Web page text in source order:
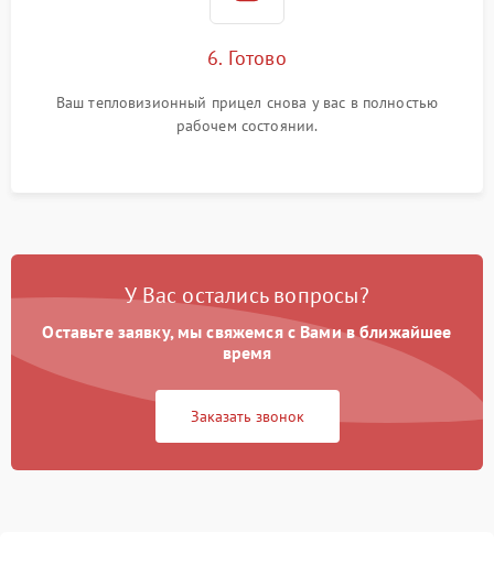
6. Готово
Ваш тепловизионный прицел снова у вас в полностью
рабочем состоянии.
У Вас остались вопросы?
Оставьте заявку, мы свяжемся с Вами в ближайшее
время
Заказать звонок